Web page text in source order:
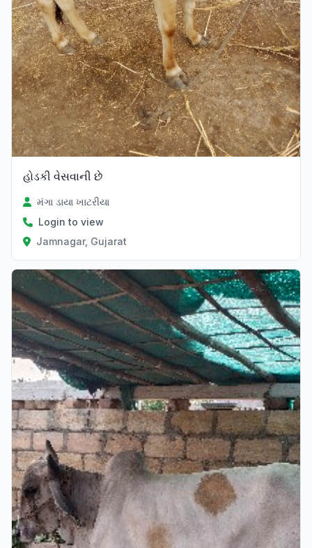
હોડકી વેસવાની છે
મંગા ડાયા ખાટરીયા
Login to view
Jamnagar, Gujarat